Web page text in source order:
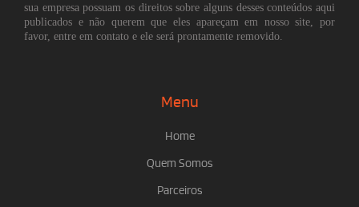
sua empresa possuam os direitos sobre alguns desses conteúdos aqui
publicados e não querem que eles apareçam em nosso site, por
favor, entre em contato e ele será prontamente removido.
Menu
Home
Quem Somos
Parceiros